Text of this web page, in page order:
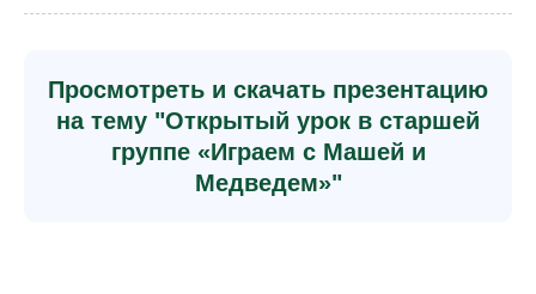
Просмотреть и скачать презентацию
на тему "Открытый урок в старшей
группе «Играем с Машей и
Медведем»"